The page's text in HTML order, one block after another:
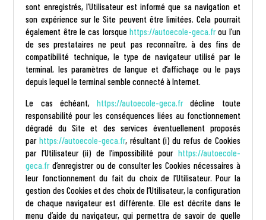
sont enregistrés, l’Utilisateur est informé que sa navigation et
son expérience sur le Site peuvent être limitées. Cela pourrait
également être le cas lorsque https://autoecole-geca.fr ou l’un
de ses prestataires ne peut pas reconnaître, à des fins de
compatibilité technique, le type de navigateur utilisé par le
terminal, les paramètres de langue et d’affichage ou le pays
depuis lequel le terminal semble connecté à Internet.
Le cas échéant,
https://autoecole-geca.fr
décline toute
responsabilité pour les conséquences liées au fonctionnement
dégradé du Site et des services éventuellement proposés
par https://autoecole-geca.fr, résultant (i) du refus de Cookies
par l’Utilisateur (ii) de l’impossibilité pour https://autoecole-
geca.fr d’enregistrer ou de consulter les Cookies nécessaires à
leur fonctionnement du fait du choix de l’Utilisateur. Pour la
gestion des Cookies et des choix de l’Utilisateur, la configuration
de chaque navigateur est différente. Elle est décrite dans le
menu d’aide du navigateur, qui permettra de savoir de quelle